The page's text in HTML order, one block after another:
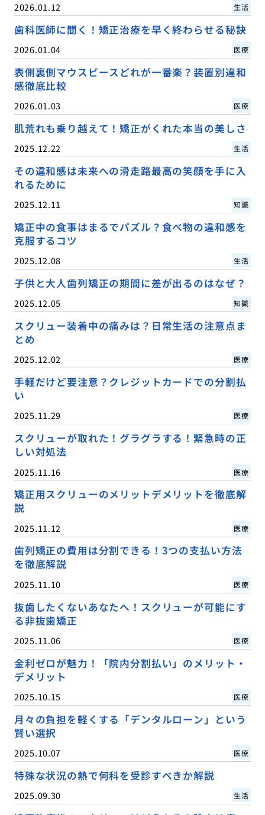
2026.01.12 生活
歯科医師に聞く！矯正治療を早く終わらせる秘訣
2026.01.04 医療
表側裏側マウスピースどれが一番楽？装置別違和
感徹底比較
2026.01.03 医療
肌荒れも乗り越えて！矯正がくれた本当の美しさ
2025.12.22 生活
その違和感は未来への滑走路最高の笑顔を手に入
れるために
2025.12.11 知識
矯正中の食事はまるでパズル？食べ物の違和感を
克服するコツ
2025.12.08 生活
子供と大人歯列矯正の期間に差が出るのはなぜ？
2025.12.05 知識
スクリュー装着中の痛みは？日常生活の注意点ま
とめ
2025.12.02 医療
手軽だけど要注意？クレジットカードでの分割払
い
2025.11.29 医療
スクリューが取れた！グラグラする！緊急時の正
しい対処法
2025.11.16 医療
矯正用スクリューのメリットデメリットを徹底解
説
2025.11.12 医療
歯列矯正の費用は分割できる！3つの支払い方法
を徹底解説
2025.11.10 医療
抜歯したくないあなたへ！スクリューが可能にす
る非抜歯矯正
2025.11.06 医療
金利ゼロが魅力！「院内分割払い」のメリット・
デメリット
2025.10.15 医療
月々の負担を軽くする「デンタルローン」という
賢い選択
2025.10.07 医療
特殊な状況の熱で何科を受診すべきか解説
2025.09.30 生活